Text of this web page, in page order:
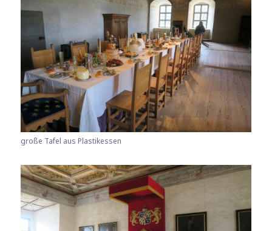
große Tafel aus Plastikessen